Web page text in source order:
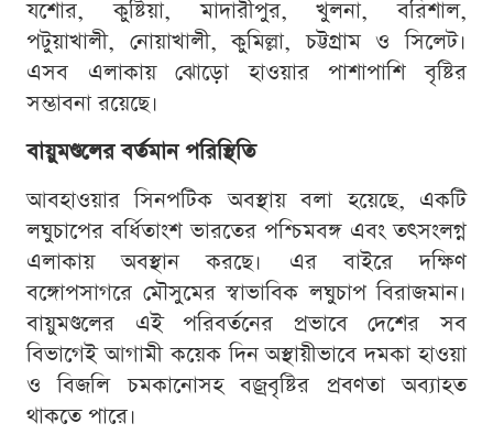
যশোর, কুষ্টিয়া, মাদারীপুর, খুলনা, বরিশাল,
পটুয়াখালী, নোয়াখালী, কুমিল্লা, চট্টগ্রাম ও সিলেট।
এসব এলাকায় ঝোড়ো হাওয়ার পাশাপাশি বৃষ্টির
সম্ভাবনা রয়েছে।
বায়ুমণ্ডলের বর্তমান পরিস্থিতি
আবহাওয়ার সিনপটিক অবস্থায় বলা হয়েছে, একটি
লঘুচাপের বর্ধিতাংশ ভারতের পশ্চিমবঙ্গ এবং তৎসংলগ্ন
এলাকায় অবস্থান করছে। এর বাইরে দক্ষিণ
বঙ্গোপসাগরে মৌসুমের স্বাভাবিক লঘুচাপ বিরাজমান।
বায়ুমণ্ডলের এই পরিবর্তনের প্রভাবে দেশের সব
বিভাগেই আগামী কয়েক দিন অস্থায়ীভাবে দমকা হাওয়া
ও বিজলি চমকানোসহ বজ্রবৃষ্টির প্রবণতা অব্যাহত
থাকতে পারে।